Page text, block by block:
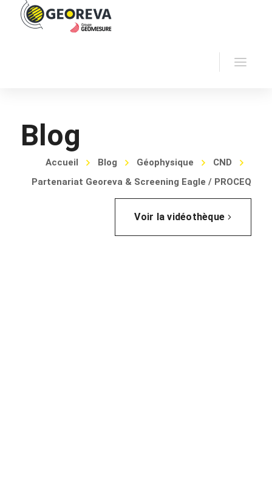
Blog
Accueil Blog Géophysique
CND
Partenariat Georeva & Screening Eagle / PROCEQ
Voir la vidéothèque